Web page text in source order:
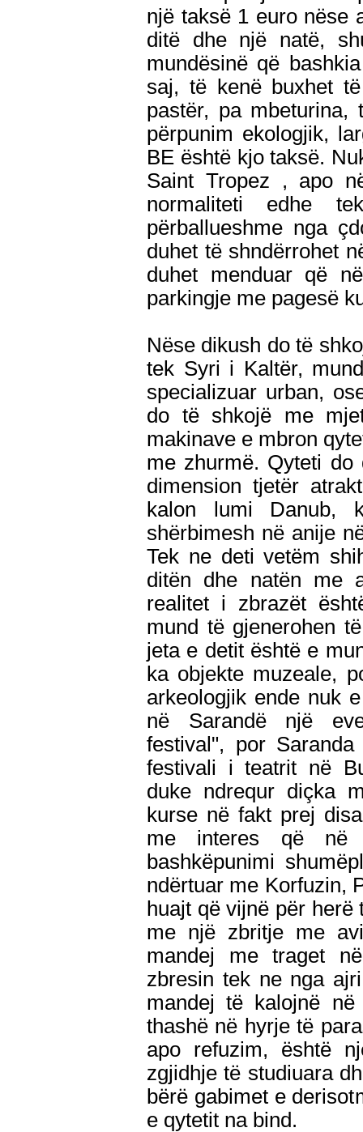
një taksë 1 euro nëse
ditë dhe një natë,
mundësinë që
saj, të kenë buxhet
pastër, pa mbeturina,
përpunim ekologjik,
BE është kjo taksë.
Saint Tropez , apo
normaliteti edhe
përballueshme nga
duhet të shndërrohet
duhet menduar që
parkingje me pagesë
Nëse dikush do të
tek Syri i Kaltër,
specializuar urban,
do të shkojë me
makinave e mbron
me zhurmë. Qyteti do
dimension tjetër
kalon lumi Danub,
shërbimesh në anije
Tek ne deti vetëm
ditën dhe natën me
realitet i zbrazët
mund të gjenerohen
jeta e detit është e
ka objekte muzeale,
arkeologjik ende nuk
në Sarandë një
festival", por
festivali i teatrit në
duke ndrequr diçka
kurse në fakt prej
me interes që në
bashkëpunimi
ndërtuar me Korfuzin,
huajt që vijnë për
me një zbritje me
mandej me traget
zbresin tek ne nga
mandej të kalojnë
thashë në hyrje të
apo refuzim, është
zgjidhje të studiuara
bërë gabimet e
e qytetit na bind.